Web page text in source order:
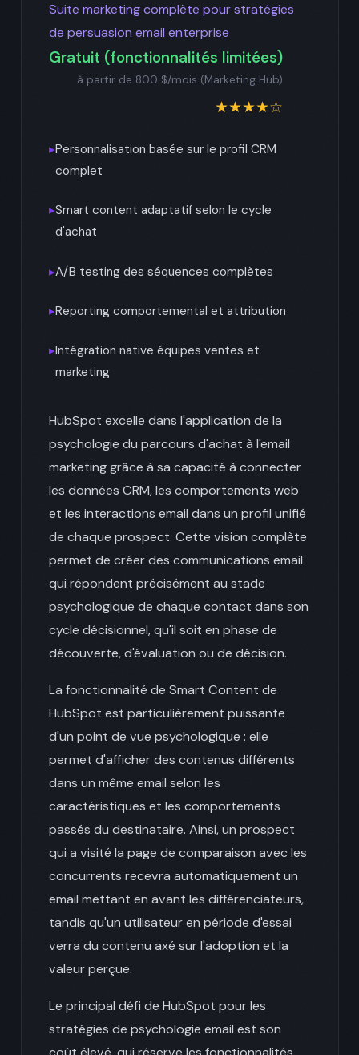
Suite marketing complète pour stratégies
de persuasion email enterprise
Gratuit (fonctionnalités limitées)
à partir de 800 $/mois (Marketing Hub)
★★★★☆
▸Personnalisation basée sur le profil CRM
complet
▸Smart content adaptatif selon le cycle
d'achat
▸A/B testing des séquences complètes
▸Reporting comportemental et attribution
▸Intégration native équipes ventes et
marketing
HubSpot excelle dans l'application de la
psychologie du parcours d'achat à l'email
marketing grâce à sa capacité à connecter
les données CRM, les comportements web
et les interactions email dans un profil unifié
de chaque prospect. Cette vision complète
permet de créer des communications email
qui répondent précisément au stade
psychologique de chaque contact dans son
cycle décisionnel, qu'il soit en phase de
découverte, d'évaluation ou de décision.
La fonctionnalité de Smart Content de
HubSpot est particulièrement puissante
d'un point de vue psychologique : elle
permet d'afficher des contenus différents
dans un même email selon les
caractéristiques et les comportements
passés du destinataire. Ainsi, un prospect
qui a visité la page de comparaison avec les
concurrents recevra automatiquement un
email mettant en avant les différenciateurs,
tandis qu'un utilisateur en période d'essai
verra du contenu axé sur l'adoption et la
valeur perçue.
Le principal défi de HubSpot pour les
stratégies de psychologie email est son